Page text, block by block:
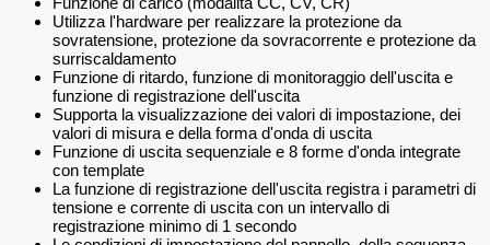
Utilizza l'hardware per realizzare la protezione da
sovratensione, protezione da sovracorrente e protezione da
surriscaldamento
Funzione di ritardo, funzione di monitoraggio dell'uscita e
funzione di registrazione dell'uscita
Supporta la visualizzazione dei valori di impostazione, dei
valori di misura e della forma d'onda di uscita
Funzione di uscita sequenziale e 8 forme d'onda integrate
con template
La funzione di registrazione dell'uscita registra i parametri di
tensione e corrente di uscita con un intervallo di
registrazione minimo di 1 secondo